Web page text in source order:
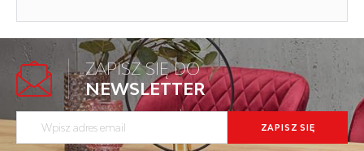
Tapicerka rodzaj: eco skóra
Szerokość (Zakres): 53
Stelaż kolor: chromowy
Materiał siedzisko/oparcie:
H127 hoker cappuccino / popielaty (1p=2szt)
Kod towaru: V-CH-H/127-CAPPUCCINO/POPIELATY
ZAPISZ SIĘ DO
NEWSLETTER